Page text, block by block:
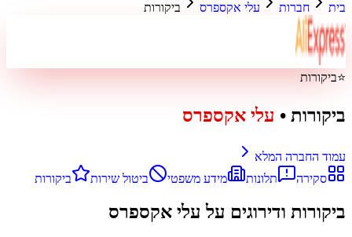
בית חברות עלי אקספרס ביקורות
⭐ביקורות
ביקורות • עלי אקספרס
עמוד החברה המלא
סקירה
תלונות מידע משפטי ביטול שירות ביקורות
ביקורות ודירוגים על עלי אקספרס